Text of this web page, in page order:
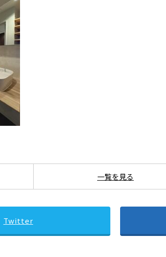
一覧を見る
Twitter